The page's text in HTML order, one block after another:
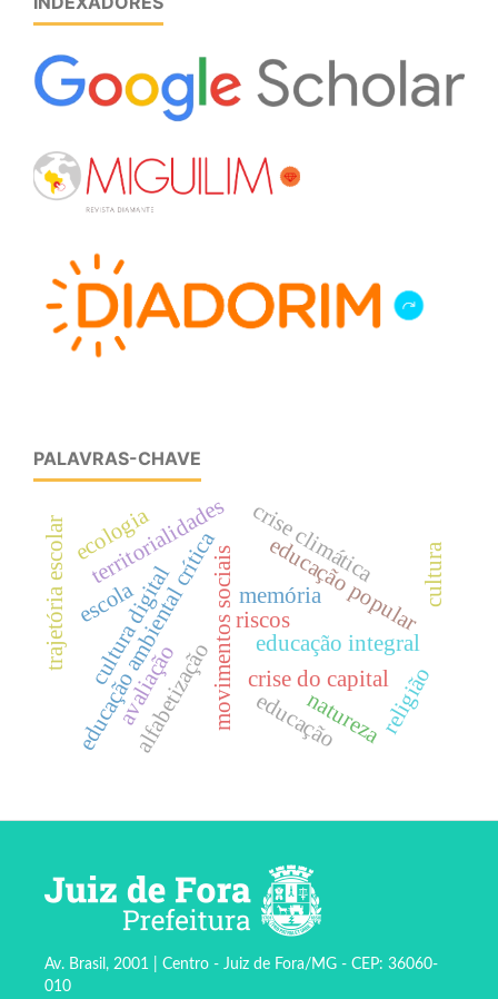
PALAVRAS-CHAVE
educação ambiental críticamovimentos sociais educação popular
educação integral
avaliação
territorialidades
alfabetização
crise climática
cultura digital crise do capital
memória
educação
escola
ecologia
religião
trajetória escolar
natureza
cultura
riscos
Av. Brasil, 2001 | Centro - Juiz de Fora/MG - CEP: 36060-
010